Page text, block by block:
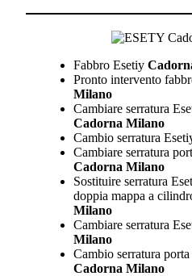
Fabbro Esetiy
Pronto intervento
Milano
Cambiare serratura
Cadorna Milano
Cambio serratura
Cambiare serratura
Cadorna Milano
Sostituire serratura
doppia mappa a
Milano
Cambiare serratura
Milano
Cambio serratura
Cadorna Milano